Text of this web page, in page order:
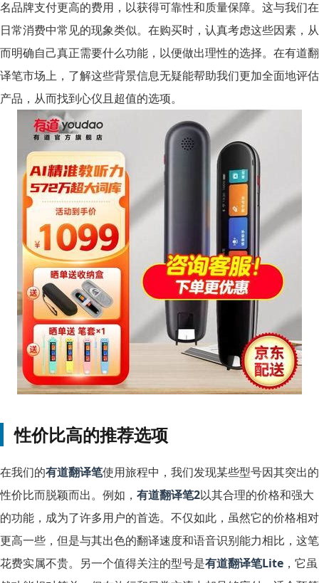
名品牌支付更高的费用，以获得可靠性和质量保障。这与我们在
日常消费中常见的现象类似。在购买时，认真考虑这些因素，从
而明确自己真正需要什么功能，以便做出理性的选择。在有道翻
译笔市场上，了解这些背景信息无疑能帮助我们更加全面地评估
产品，从而找到心仪且超值的选项。
性价比高的推荐选项
在我们的有道翻译笔使用旅程中，我们发现某些型号因其突出的
性价比而脱颖而出。例如， 有道翻译笔2以其合理的价格和强大
的功能，成为了许多用户的首选。不仅如此，虽然它的价格相对
更高一些，但是与其出色的翻译速度和语音识别能力相比，这笔
花费实属不贵。另一个值得关注的型号是有道翻译笔Lite ，它虽